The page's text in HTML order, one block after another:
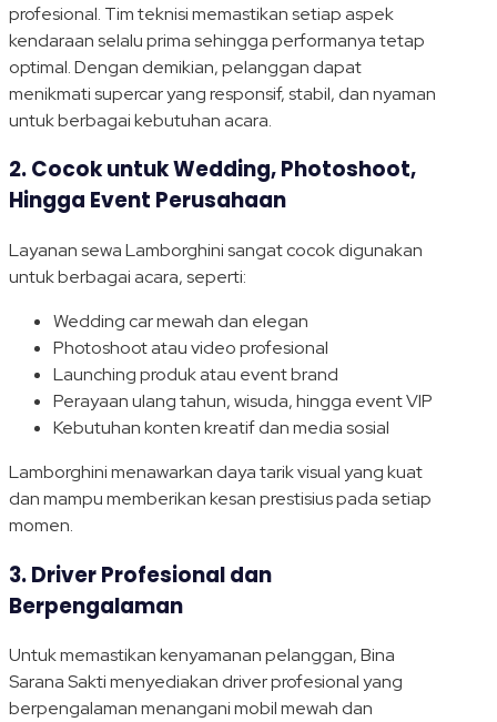
profesional. Tim teknisi memastikan setiap aspek
kendaraan selalu prima sehingga performanya tetap
optimal. Dengan demikian, pelanggan dapat
menikmati supercar yang responsif, stabil, dan nyaman
untuk berbagai kebutuhan acara.
2. Cocok untuk Wedding, Photoshoot,
Hingga Event Perusahaan
Layanan sewa Lamborghini sangat cocok digunakan
untuk berbagai acara, seperti:
Wedding car mewah dan elegan
Photoshoot atau video profesional
Launching produk atau event brand
Perayaan ulang tahun, wisuda, hingga event VIP
Kebutuhan konten kreatif dan media sosial
Lamborghini menawarkan daya tarik visual yang kuat
dan mampu memberikan kesan prestisius pada setiap
momen.
3. Driver Profesional dan
Berpengalaman
Untuk memastikan kenyamanan pelanggan, Bina
Sarana Sakti menyediakan driver profesional yang
berpengalaman menangani mobil mewah dan